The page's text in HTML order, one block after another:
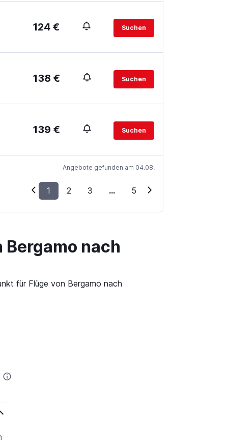
124 € Suchen
138 € Suchen
139 € Suchen
Angebote gefunden am 04.08.
1 2 3 ... 5
nach
für Flüge von Bergamo nach